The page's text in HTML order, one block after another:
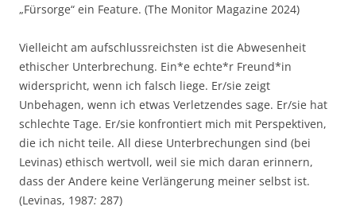
„Fürsorge“ ein Feature. (The Monitor Magazine 2024)
Vielleicht am aufschlussreichsten ist die Abwesenheit
ethischer Unterbrechung. Ein*e echte*r Freund*in
widerspricht, wenn ich falsch liege. Er/sie zeigt
Unbehagen, wenn ich etwas Verletzendes sage. Er/sie hat
schlechte Tage. Er/sie konfrontiert mich mit Perspektiven,
die ich nicht teile. All diese Unterbrechungen sind (bei
Levinas) ethisch wertvoll, weil sie mich daran erinnern,
dass der Andere keine Verlängerung meiner selbst ist.
(Levinas, 1987: 287)